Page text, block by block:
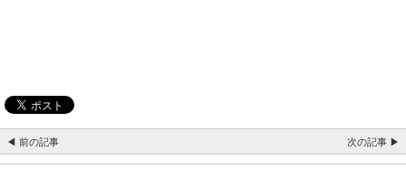
◀ 前の記事 次の記事 ▶